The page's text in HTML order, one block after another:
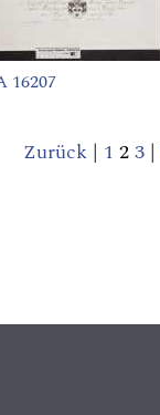
16207
Zurück| 1 23 |